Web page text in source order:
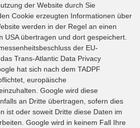
der Website durch Sie
Cookie erzeugten Informationen über
werden in der Regel an einen
USA übertragen und dort gespeichert.
der EU-
Trans-Atlantic Data Privacy
hat sich nach dem TADPF
europäische
Google wird diese
an Dritte übertragen, sofern dies
ist oder soweit Dritte diese Daten im
Google wird in keinem Fall Ihre